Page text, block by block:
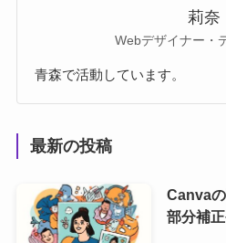
莉奈
Webデザイナー・
青森で活動しています。
最新の投稿
Canva
部分補